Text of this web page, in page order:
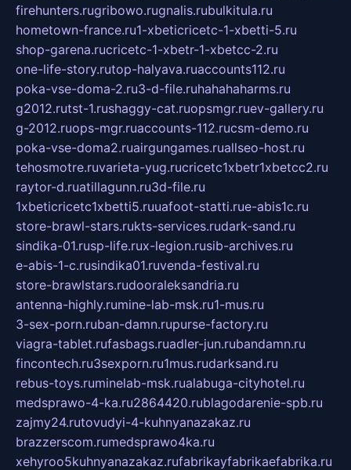
firehunters.rugribowo.rugnalis.rubulkitula.ru
hometown-france.ru1-xbeticricetc-1-xbetti-5.ru
shop-garena.rucricetc-1-xbetr-1-xbetcc-2.ru
one-life-story.rutop-halyava.ruaccounts112.ru
poka-vse-doma-2.ru3-d-file.ruhahahaharms.ru
g2012.rutst-1.rushaggy-cat.ruopsmgr.ruev-gallery.ru
g-2012.ruops-mgr.ruaccounts-112.rucsm-demo.ru
poka-vse-doma2.ruairgungames.ruallseo-host.ru
tehosmotre.ruvarieta-yug.rucricetc1xbetr1xbetcc2.ru
raytor-d.ruatillagunn.ru3d-file.ru
1xbeticricetc1xbetti5.ruuafoot-statti.rue-abis1c.ru
store-brawl-stars.rukts-services.rudark-sand.ru
sindika-01.rusp-life.rux-legion.rusib-archives.ru
e-abis-1-c.rusindika01.ruvenda-festival.ru
store-brawlstars.rudooraleksandria.ru
antenna-highly.rumine-lab-msk.ru1-mus.ru
3-sex-porn.ruban-damn.rupurse-factory.ru
viagra-tablet.rufasbags.ruadler-jun.rubandamn.ru
fincontech.ru3sexporn.ru1mus.rudarksand.ru
rebus-toys.ruminelab-msk.rualabuga-cityhotel.ru
medsprawo-4-ka.ru2864420.rublagodarenie-spb.ru
zajmy24.rutovudyi-4-kuhnyanazakaz.ru
brazzerscom.rumedsprawo4ka.ru
xehyroo5kuhnyanazakaz.rufabrikayfabrikaefabrika.ru